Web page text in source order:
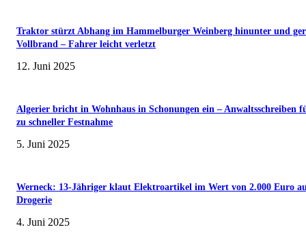
Traktor stürzt Abhang im Hammelburger Weinberg hinunter und
Vollbrand – Fahrer leicht verletzt
12. Juni 2025
Algerier bricht in Wohnhaus in Schonungen ein – Anwaltsschreiben
zu schneller Festnahme
5. Juni 2025
Werneck: 13-Jähriger klaut Elektroartikel im Wert von 2.000 Euro
Drogerie
4. Juni 2025